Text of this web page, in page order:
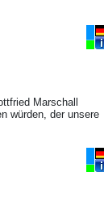
Marschall
würden, der unsere